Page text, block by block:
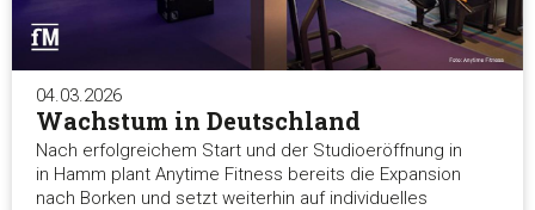
04.03.2026
Wachstum in Deutschland
Nach erfolgreichem Start und der Studioeröffnung in
in Hamm plant Anytime Fitness bereits die Expansion
nach Borken und setzt weiterhin auf individuelles